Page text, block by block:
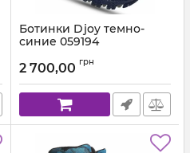
Ботинки Djoy темно-
синие 059194
2 700,00 грн